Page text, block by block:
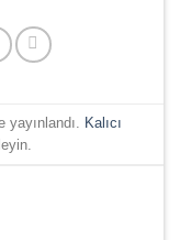
yayınlandı.
Kalıcı